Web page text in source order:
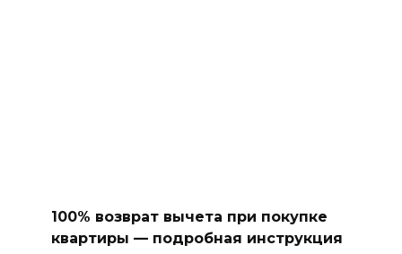
100% возврат вычета при покупке
квартиры — подробная инструкция